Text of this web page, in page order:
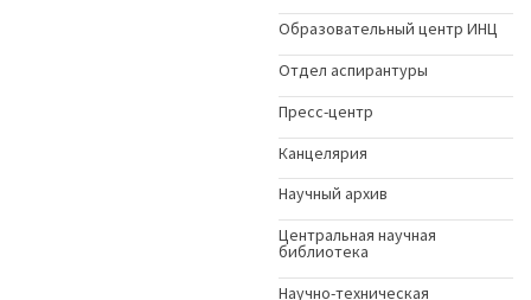
Образовательный центр ИНЦ
Отдел аспирантуры
Пресс-центр
Канцелярия
Научный архив
Центральная научная
библиотека
Научно-техническая